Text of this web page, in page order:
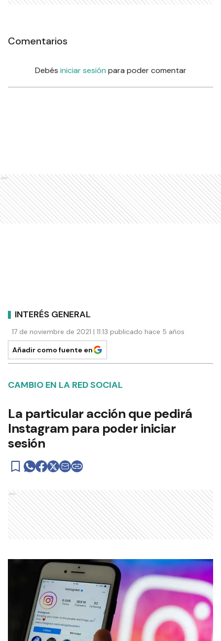
Comentarios
Debés iniciar sesión para poder comentar
Ads
INTERÉS GENERAL
17 de noviembre de 2021 | 11:13 publicado hace 5 años
Añadir como fuente en
CAMBIO EN LA RED SOCIAL
La particular acción que pedirá
Instagram para poder iniciar
sesión
Ads